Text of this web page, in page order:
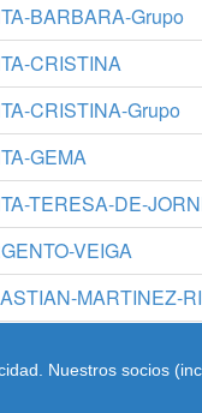
BARBARA-Grupo
CRISTINA
CRISTINA-Grupo
GEMA
TERESA-DE-
VEIGA
MARTINEZ-
Nuestros socios